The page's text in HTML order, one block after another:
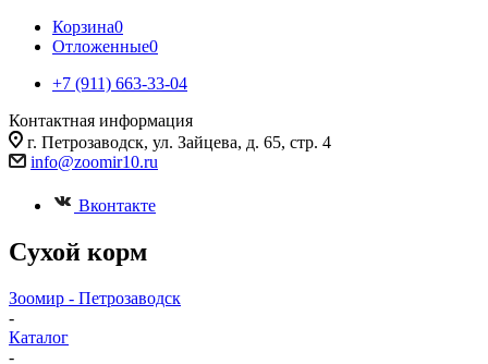
Корзина0
Отложенные0
+7 (911) 663-33-04
Контактная информация
г. Петрозаводск, ул. Зайцева, д. 65, стр. 4
info@zoomir10.ru
Вконтакте
Cухой корм
Зоомир - Петрозаводск
-
Каталог
-